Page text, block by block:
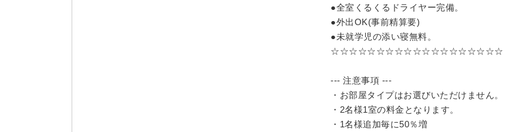
●全室くるくるドライヤー完備。
●外出OK(事前精算要)
●未就学児の添い寝無料。
☆☆☆☆☆☆☆☆☆☆☆☆☆☆☆☆☆☆☆
--- 注意事項 ---
・お部屋タイプはお選びいただけません。
・2名様1室の料金となります。
・1名様追加毎に50％増